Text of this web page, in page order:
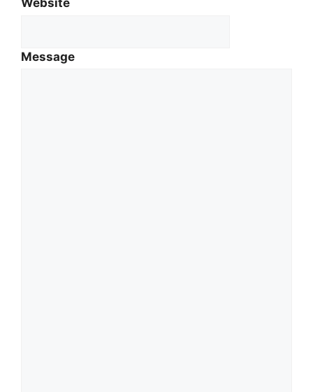
Website
Message